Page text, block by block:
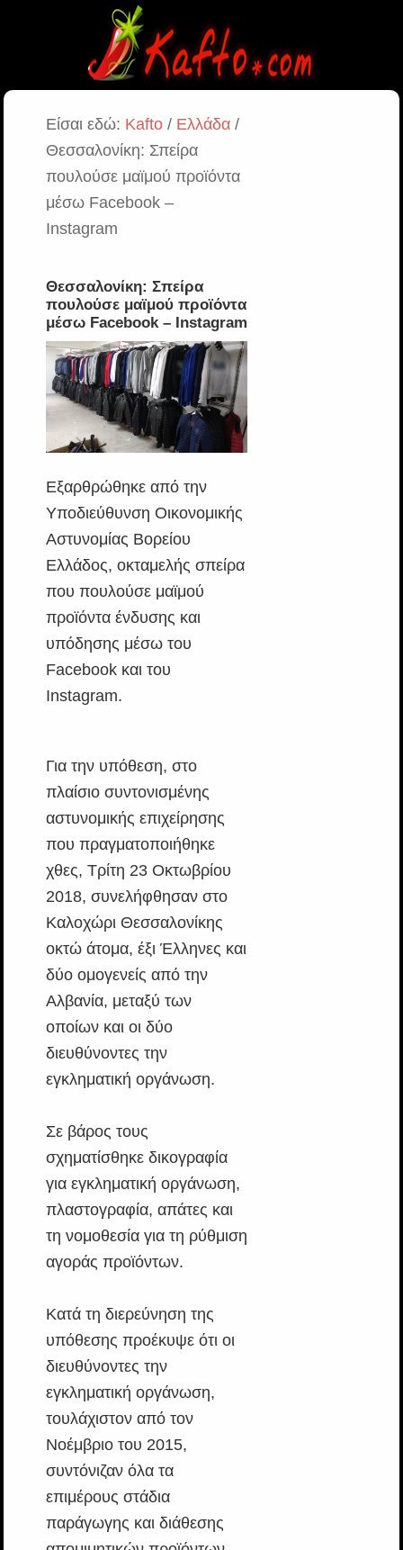
Είσαι εδώ: Kafto/ Ελλάδα/
Θεσσαλονίκη: Σπείρα
πουλούσε μαϊμού προϊόντα
μέσω Facebook –
Instagram
Θεσσαλονίκη: Σπείρα
πουλούσε μαϊμού προϊόντα
μέσω Facebook – Instagram
Εξαρθρώθηκε από την
Υποδιεύθυνση Οικονομικής
Αστυνομίας Βορείου
Ελλάδος, οκταμελής σπείρα
που πουλούσε μαϊμού
προϊόντα ένδυσης και
υπόδησης μέσω του
Facebook και του
Instagram.
Για την υπόθεση, στο
πλαίσιο συντονισμένης
αστυνομικής επιχείρησης
που πραγματοποιήθηκε
χθες, Τρίτη 23 Οκτωβρίου
2018, συνελήφθησαν στο
Καλοχώρι Θεσσαλονίκης
οκτώ άτομα, έξι Έλληνες και
δύο ομογενείς από την
Αλβανία, μεταξύ των
οποίων και οι δύο
διευθύνοντες την
εγκληματική οργάνωση.
Σε βάρος τους
σχηματίσθηκε δικογραφία
για εγκληματική οργάνωση,
πλαστογραφία, απάτες και
τη νομοθεσία για τη ρύθμιση
αγοράς προϊόντων.
Κατά τη διερεύνηση της
υπόθεσης προέκυψε ότι οι
διευθύνοντες την
εγκληματική οργάνωση,
τουλάχιστον από τον
Νοέμβριο του 2015,
συντόνιζαν όλα τα
επιμέρους στάδια
παράγωγης και διάθεσης